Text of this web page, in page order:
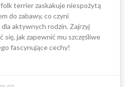
terrier zaskakuje niespożytą
do zabawy, co czyni
aktywnych rodzin. Zajrzyj
się, jak zapewnić mu szczęśliwe
fascynujące cechy!